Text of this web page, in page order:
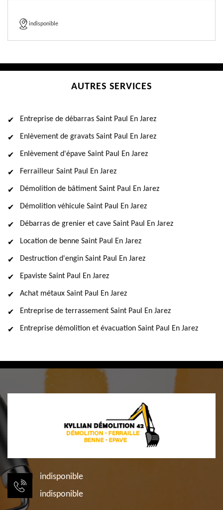
indisponible
AUTRES SERVICES
Entreprise de débarras Saint Paul En Jarez
Enlèvement de gravats Saint Paul En Jarez
Enlèvement d'épave Saint Paul En Jarez
Ferrailleur Saint Paul En Jarez
Démolition de bâtiment Saint Paul En Jarez
Démolition véhicule Saint Paul En Jarez
Débarras de grenier et cave Saint Paul En Jarez
Location de benne Saint Paul En Jarez
Destruction d'engin Saint Paul En Jarez
Epaviste Saint Paul En Jarez
Achat métaux Saint Paul En Jarez
Entreprise de terrassement Saint Paul En Jarez
Entreprise démolition et évacuation Saint Paul En Jarez
indisponible
indisponible